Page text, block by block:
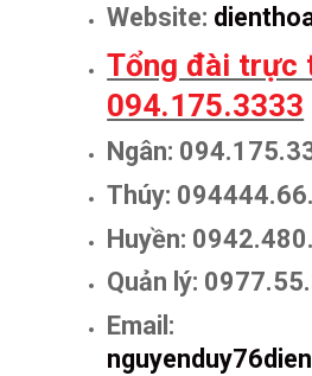
Website:
Tổng đài trực
094.175.3333
Ngân:
Thúy:
Huyền:
Quản lý:
Email: